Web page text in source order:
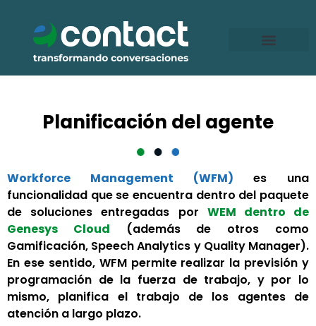
contenido
Planificación del agente
Workforce Management (WFM) es una
funcionalidad que se encuentra dentro del paquete
de soluciones entregadas por WEM dentro de
Genesys Cloud (además de otros como
Gamificación, Speech Analytics y Quality Manager).
En ese sentido, WFM permite realizar la previsión y
programación de la fuerza de trabajo, y por lo
mismo, planifica el trabajo de los agentes de
atención a largo plazo.